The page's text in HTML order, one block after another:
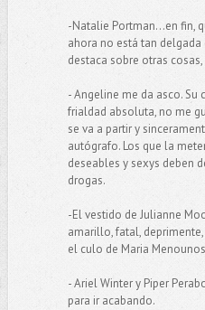
-Natalie Portman...en fin,
ahora no está tan
destaca sobre otras
- Angeline me da asco. Su
frialdad absoluta, no me
se va a partir y
autógrafo. Los que la
deseables y sexys deben
drogas.
-El vestido de Julianne
amarillo, fatal,
el culo de Maria
- Ariel Winter y Piper
para ir acabando.